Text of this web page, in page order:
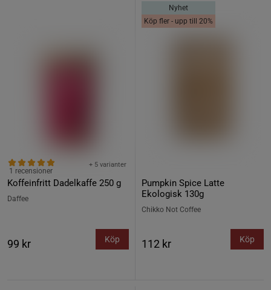
Koffeinfritt Dadelkaffe 250 g
+ 5 varianter
1 recensioner
Daffee
99 kr Köp
Nyhet
Köp fler - upp till 20%
Pumpkin Spice Latte
Ekologisk 130g
Chikko Not Coffee
112 kr Köp